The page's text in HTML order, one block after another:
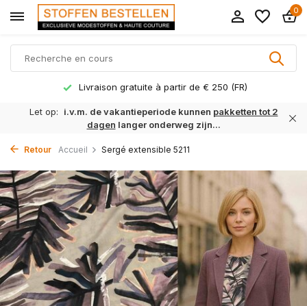
0
Livraison gratuite à partir de € 250 (FR)
Let op: i.v.m. de vakantieperiode kunnen pakketten tot 2
dagen langer onderweg zijn...
Retour Accueil Sergé extensible 5211